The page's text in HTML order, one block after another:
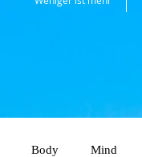
Body Mind